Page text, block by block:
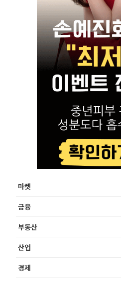
마켓
금융
부동산
산업
경제